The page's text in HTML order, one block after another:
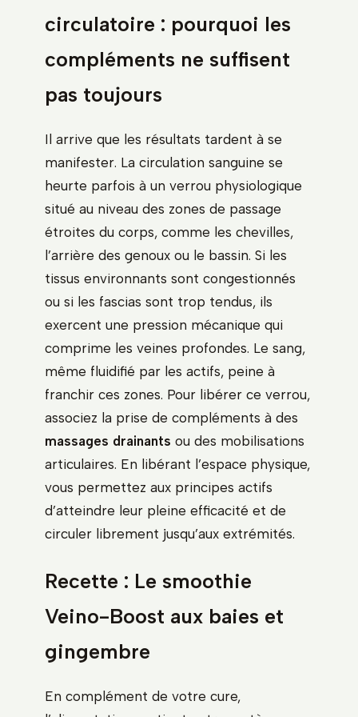
circulatoire : pourquoi les
compléments ne suffisent
pas toujours
Il arrive que les résultats tardent à se
manifester. La circulation sanguine se
heurte parfois à un verrou physiologique
situé au niveau des zones de passage
étroites du corps, comme les chevilles,
l’arrière des genoux ou le bassin. Si les
tissus environnants sont congestionnés
ou si les fascias sont trop tendus, ils
exercent une pression mécanique qui
comprime les veines profondes. Le sang,
même fluidifié par les actifs, peine à
franchir ces zones. Pour libérer ce verrou,
associez la prise de compléments à des
massages drainants ou des mobilisations
articulaires. En libérant l’espace physique,
vous permettez aux principes actifs
d’atteindre leur pleine efficacité et de
circuler librement jusqu’aux extrémités.
Recette : Le smoothie
Veino-Boost aux baies et
gingembre
En complément de votre cure,